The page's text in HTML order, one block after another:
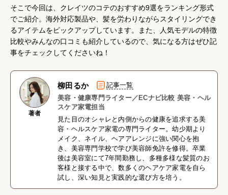
そこで今回は、クレイツのコテのおすすめ9選をランキング形式
でご紹介。海外対応製品や、髪を労わりながらスタイリングでき
るアイテムをピックアップしています。また、人気モデルの特徴
比較やみんなの口コミも紹介しているので、気になる方はぜひ記
事をチェックしてくださいね！
著者
柳田るか
記事一覧
美容・健康専門ライター／ECナビ比較 美容・ヘル
スケア家電担当
見た目のオシャレと内側からの健康を追求する美
容・ヘルスケア家電の専門ライター。幼少期より
メイク、ネイル、ヘアアレンジに強い関心を抱
き、美容専門学校で学び美容師免許を修得。卒業
後は美容室にて7年間勤務し、多種多様な髪質のお
客様と接する中で、数多くのヘアケア家電を自ら
試し、深い知見と実践的な選び方を培う。